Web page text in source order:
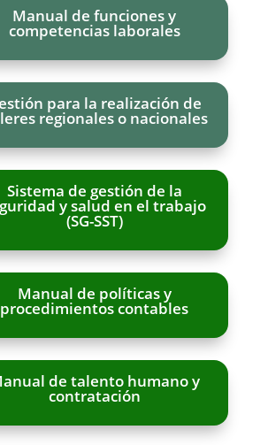
Manual de funciones y
competencias laborales
para la realización de
regionales o nacionales
Sistema de gestión de la
y salud en el trabajo
(SG-SST)
Manual de políticas y
procedimientos contables
de talento humano y
contratación